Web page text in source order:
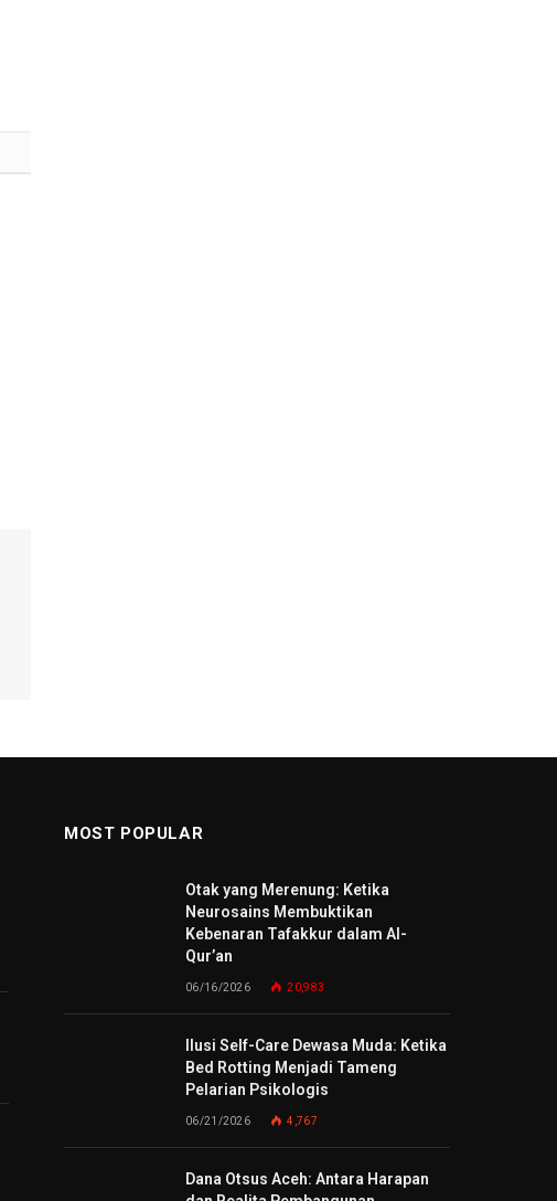
MOST POPULAR
Otak yang Merenung: Ketika
Neurosains Membuktikan
Kebenaran Tafakkur dalam Al-
Qur’an
06/16/2026 20,983
Ilusi Self-Care Dewasa Muda: Ketika
Bed Rotting Menjadi Tameng
Pelarian Psikologis
06/21/2026 4,767
Dana Otsus Aceh: Antara Harapan